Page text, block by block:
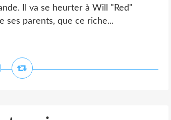
Il va se heurter à Will "Red"
ses parents, que ce riche...